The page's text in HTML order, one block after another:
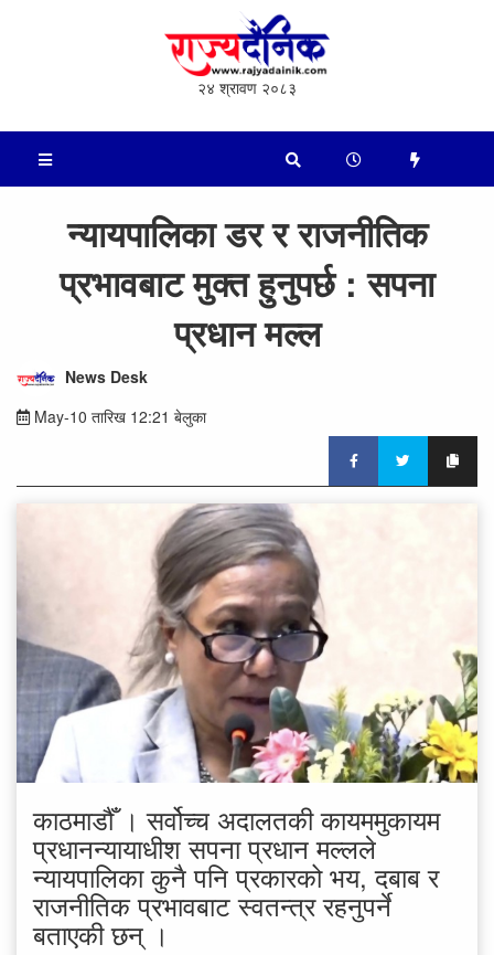
२४ श्रावण २०८३
न्यायपालिका डर र राजनीतिक
प्रभावबाट मुक्त हुनुपर्छ : सपना
प्रधान मल्ल
News Desk
May-10 तारिख 12:21 बेलुका
काठमाडौँ । सर्वोच्च अदालतकी कायममुकायम
प्रधानन्यायाधीश सपना प्रधान मल्लले
न्यायपालिका कुनै पनि प्रकारको भय, दबाब र
राजनीतिक प्रभावबाट स्वतन्त्र रहनुपर्ने
बताएकी छन् ।